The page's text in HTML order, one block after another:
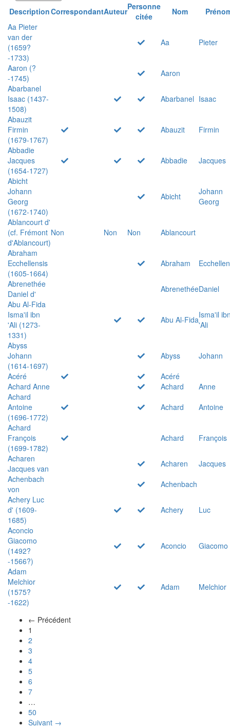
DescriptionCorrespondantAuteurPersonne
citée
Nom
Aa Pieter
van der
(1659?
-1733)
Aa Pieter
Aaron (?
-1745)
Aaron
Abarbanel
Isaac (1437-
1508)
Abarbanel Isaac
Abauzit
Firmin
(1679-1767)
Abauzit
Firmin
Abbadie
Jacques
(1654-1727)
Abbadie
Jacques
Abicht
Johann
Georg
(1672-1740)
Abicht
Johann
Georg
Ablancourt d'
(cf. Frémont
d'Ablancourt)
Non Non Non
Ablancourt
Abraham
Ecchellensis
(1605-1664)
Abraham
Abrenethée
Daniel d'
AbrenethéeDaniel
Abu Al-Fida
Isma'il ibn
'Ali (1273-
1331)
Abu Al-FidaIsma'il
'Ali
Abyss
Johann
(1614-1697)
Abyss
Johann
Acéré
Acéré
Achard Anne
Achard
Anne
Achard
Antoine
(1696-1772)
Achard
Antoine
Achard
François
(1699-1782)
Achard
François
Acharen
Jacques van
Acharen
Jacques
Achenbach
von
Achenbach
Achery Luc
d' (1609-
1685)
Achery
Luc
Aconcio
Giacomo
(1492?
-1566?)
Aconcio Giacomo
Adam
Melchior
(1575?
-1622)
Adam Melchior
← Précédent
1
2
3
4
5
6
7
…
50
Suivant →